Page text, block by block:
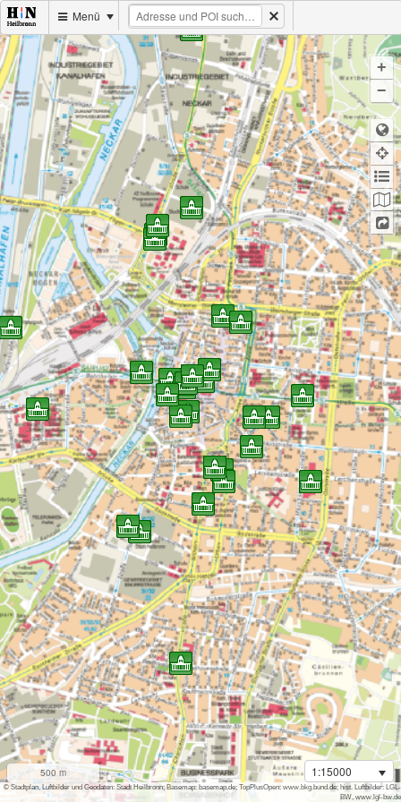
+
−
i
500 m
Menü
1:15000
© Stadtplan, Luftbilder und Geodaten: Stadt Heilbronn; Basemap: basemap.de; TopPlusOpen: www.bkg.bund.de; hist. Luftbilder: LGL-
BW, www.lgl-bw.de